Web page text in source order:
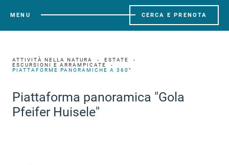
MENU CERCA E PRENOTA
ATTIVITÀ NELLA NATURA
ESTATE
ESCURSIONI E ARRAMPICATE
PIATTAFORME PANORAMICHE A 360°
Piattaforma panoramica "Gola
Pfeifer Huisele"